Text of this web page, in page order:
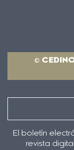
©
El boletín
revista